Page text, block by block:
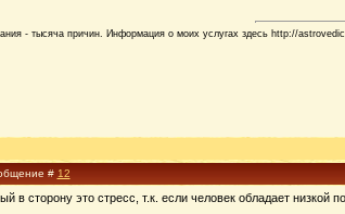
- тысяча причин. Информация о моих услугах здесь http://
# 12
в сторону это стресс, т.к. если человек обладает низкой